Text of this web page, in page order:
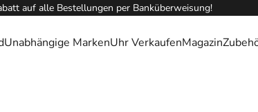
auf alle Bestellungen per Banküberweisung!
Unabhängige MarkenUhr VerkaufenMagazin